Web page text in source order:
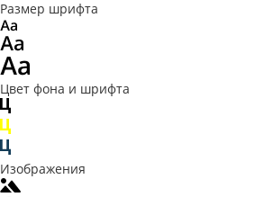
Размер шрифта
Цвет фона и шрифта
Изображения